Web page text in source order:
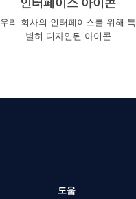
인터페이스 아이콘
우리 회사의 인터페이스를 위해 특
별히 디자인된 아이콘
도움